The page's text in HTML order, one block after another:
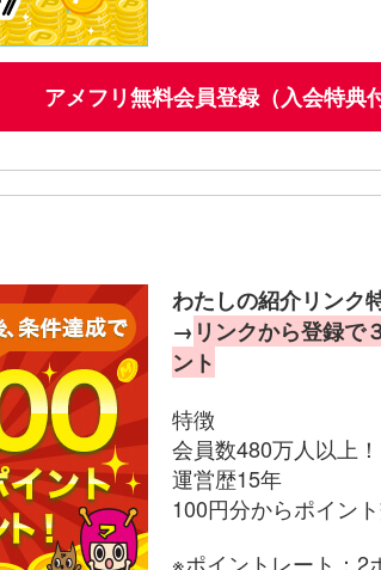
アメフリ無料会員登録（入会特典
わたしの紹介リンク
→ リンクから登録で
ント
特徴
会員数480万人以上！
運営歴15年
100円分からポイン
※ポイントレート：2